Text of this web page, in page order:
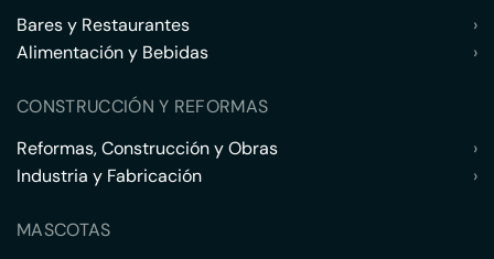
Bares y Restaurantes
›
Alimentación y Bebidas
›
CONSTRUCCIÓN Y REFORMAS
Reformas, Construcción y Obras
›
Industria y Fabricación
›
MASCOTAS